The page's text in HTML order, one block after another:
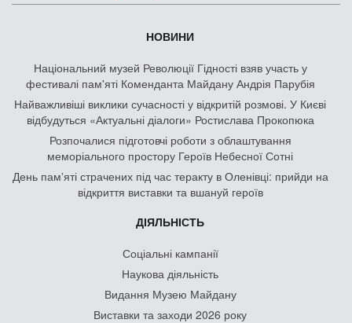
НОВИНИ
Національний музей Революції Гідності взяв участь у
фестивалі пам'яті Коменданта Майдану Андрія Парубія
Найважливіші виклики сучасності у відкритій розмові. У Києві
відбудуться «Актуальні діалоги» Ростислава Прокопюка
Розпочалися підготовчі роботи з облаштування
меморіального простору Героїв Небесної Сотні
День памʼяті страчених під час теракту в Оленівці: прийди на
відкриття виставки та вшануй героїв
ДІЯЛЬНІСТЬ
Соціальні кампанії
Наукова діяльність
Видання Музею Майдану
Виставки та заходи 2026 року